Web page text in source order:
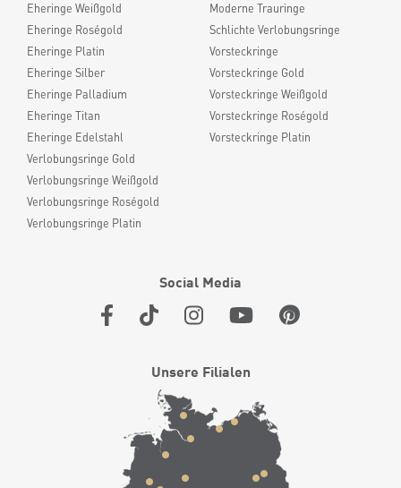
Eheringe Weißgold
Eheringe Roségold
Eheringe Platin
Eheringe Silber
Eheringe Palladium
Eheringe Titan
Eheringe Edelstahl
Verlobungsringe Gold
Verlobungsringe Weißgold
Verlobungsringe Roségold
Verlobungsringe Platin
Moderne Trauringe
Schlichte Verlobungsringe
Vorsteckringe
Vorsteckringe Gold
Vorsteckringe Weißgold
Vorsteckringe Roségold
Vorsteckringe Platin
Social Media
Unsere Filialen